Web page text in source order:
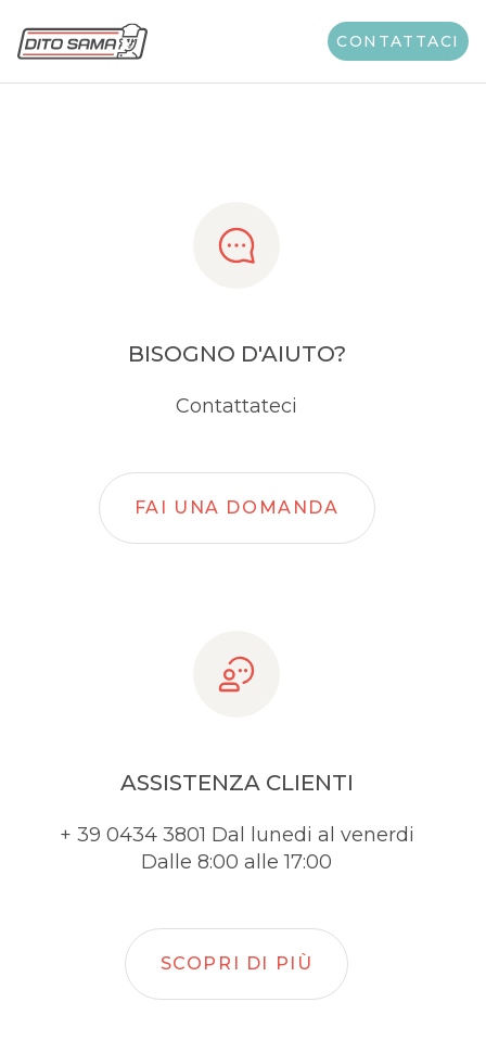
CONTATTACI
Share
BISOGNO D'AIUTO?
Contattateci
FAI UNA DOMANDA
ASSISTENZA CLIENTI
+ 39 0434 3801 Dal lunedi al venerdi
Dalle 8:00 alle 17:00
SCOPRI DI PIÙ